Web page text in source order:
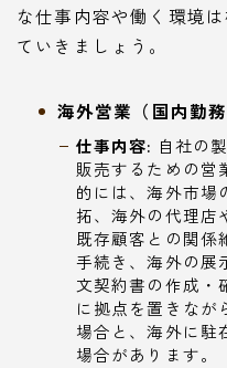
な仕事内容や働く環境
ていきましょう。
海外営業（国内勤
仕事内容: 自社の
販売するための営
的には、海外市場
拓、海外の代理店
既存顧客との関係
手続き、海外の展
文契約書の作成・
に拠点を置きなが
場合と、海外に駐
場合があります。